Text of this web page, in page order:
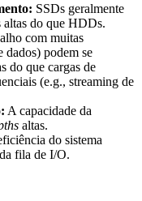
SSDs geralmente
altas do que HDDs.
com muitas
dados) podem se
do que cargas de
(e.g., streaming de
A capacidade da
altas.
do sistema
fila de I/O.